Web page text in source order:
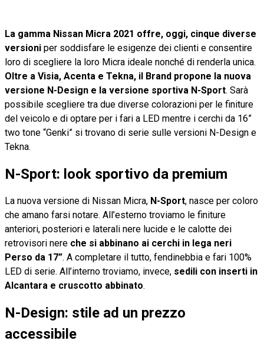
La gamma Nissan Micra 2021 offre, oggi, cinque diverse
versioni per soddisfare le esigenze dei clienti e consentire
loro di scegliere la loro Micra ideale nonché di renderla unica.
Oltre a Visia, Acenta e Tekna, il Brand propone la nuova
versione N-Design e la versione sportiva N-Sport. Sarà
possibile scegliere tra due diverse colorazioni per le finiture
del veicolo e di optare per i fari a LED mentre i cerchi da 16”
two tone “Genki” si trovano di serie sulle versioni N-Design e
Tekna.
N-Sport: look sportivo da premium
La nuova versione di Nissan Micra, N-Sport, nasce per coloro
che amano farsi notare. All’esterno troviamo le finiture
anteriori, posteriori e laterali nere lucide e le calotte dei
retrovisori nere che si abbinano ai cerchi in lega neri
Perso da 17”. A completare il tutto, fendinebbia e fari 100%
LED di serie. All’interno troviamo, invece, sedili con inserti in
Alcantara e cruscotto abbinato.
N-Design: stile ad un prezzo
accessibile